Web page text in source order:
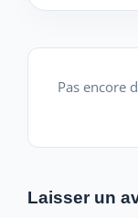
Pas encore
Laisser un